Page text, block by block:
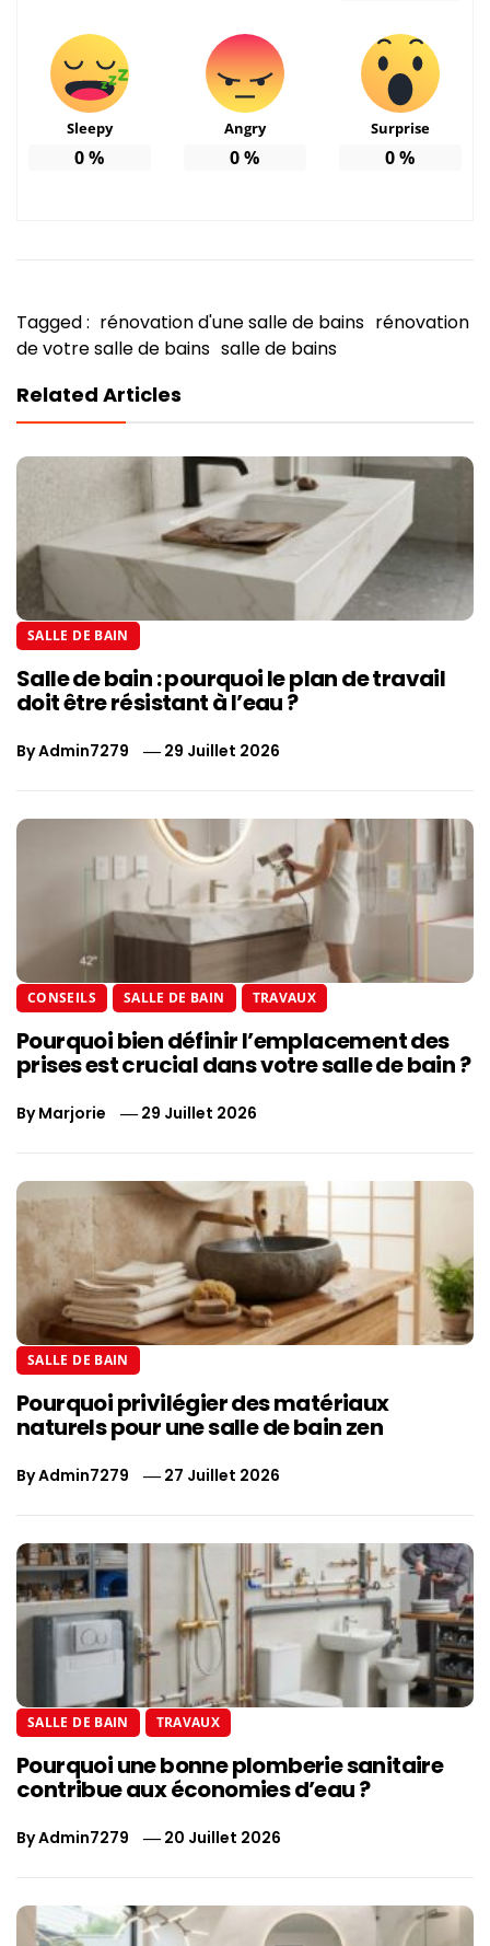
Sleepy
0%
Angry
0%
Surprise
0%
Tagged : rénovation d'une salle de bains rénovation
de votre salle de bains salle de bains
Related Articles
SALLE DE BAIN
Salle de bain : pourquoi le plan de travail
doit être résistant à l’eau ?
ByAdmin7279 29 Juillet 2026
CONSEILS SALLE DE BAIN TRAVAUX
Pourquoi bien définir l’emplacement des
prises est crucial dans votre salle de bain ?
ByMarjorie 29 Juillet 2026
SALLE DE BAIN
Pourquoi privilégier des matériaux
naturels pour une salle de bain zen
ByAdmin7279 27 Juillet 2026
SALLE DE BAIN TRAVAUX
Pourquoi une bonne plomberie sanitaire
contribue aux économies d’eau ?
ByAdmin7279 20 Juillet 2026